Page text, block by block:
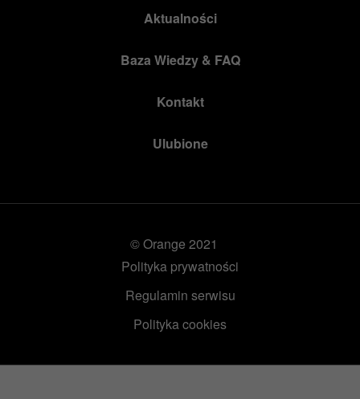
Aktualności
Baza Wiedzy & FAQ
Kontakt
Ulubione
© Orange 2021
Polityka prywatności
Regulamin serwisu
Polityka cookies